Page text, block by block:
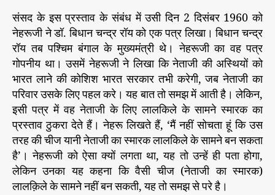
?
संसद के इस प्रस्ताव के संबंध में उसी दिन 2 दिसंबर 1960 को
नेहरूजी ने डॉ. बिधान चन्द्र रॉय को एक पत्र लिखा। बिधान चन्द्र
रॉय तब पश्चिम बंगाल के मुख्यमंत्री थे। नेहरूजी का वह पत्र
गोपनीय था। उसमें नेहरूजी ने लिखा कि नेताजी की अस्थियों को
भारत लाने की कोशिश भारत सरकार तभी करेगी, जब नेताजी का
परिवार उसके लिए पहल करे। यह बात तो समझ में आती है। लेकिन,
इसी पत्र में वह नेताजी के लिए लालकिले के सामने स्मारक का
प्रस्ताव ठुकरा देते हैं। नेहरू लिखते हैं, ‘मैं नहीं सोचता हूं कि उस
तरह की चीज यानी नेताजी का स्मारक लालकिले के सामने बन सकता
है’। नेहरूजी को ऐसा क्यों लगता था, यह तो उन्हें ही पता होगा,
लेकिन उनका यह कहना कि वैसी चीज (नेताजी का स्मारक)
लालक़िले के सामने नहीं बन सकती, यह तो समझ से परे है।